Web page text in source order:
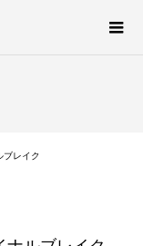
レイク